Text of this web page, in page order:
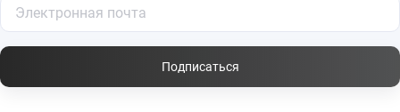
Подписаться